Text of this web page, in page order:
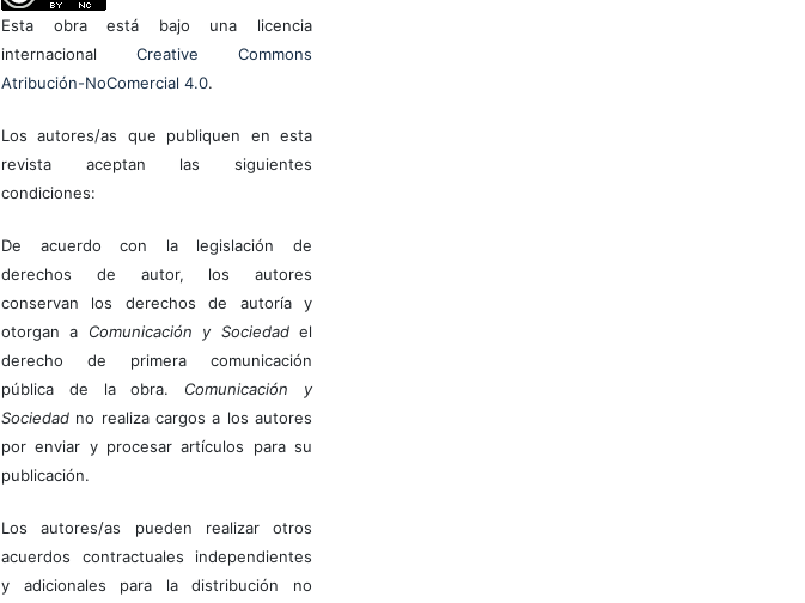
Esta obra está bajo una licencia
internacional Creative Commons
Atribución-NoComercial 4.0.
Los autores/as que publiquen en esta
revista aceptan las siguientes
condiciones:
De acuerdo con la legislación de
derechos de autor, los autores
conservan los derechos de autoría y
otorgan a Comunicación y Sociedadel
derecho de primera comunicación
pública de la obra. Comunicación y
Sociedad no realiza cargos a los autores
por enviar y procesar artículos para su
publicación.
Los autores/as pueden realizar otros
acuerdos contractuales independientes
y adicionales para la distribución no